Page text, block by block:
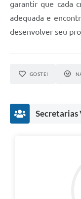
garantir que cada
adequada e
desenvolver seu
GOSTEI
Secretarias